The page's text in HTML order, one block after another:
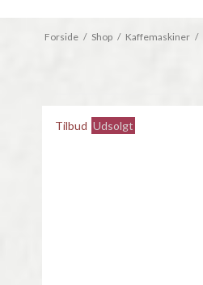
Forside / Shop / Kaffemaskiner /
Tilbud Udsolgt